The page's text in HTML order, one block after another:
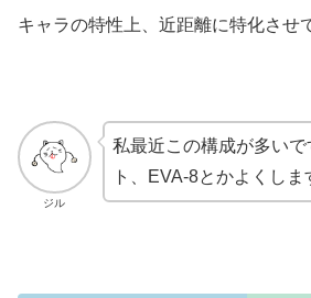
キャラの特性上、近距離に特化させ
ジル
私最近この構成が多い
ト、EVA-8とかよくしま